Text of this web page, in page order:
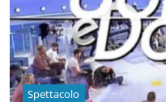
Spettacolo